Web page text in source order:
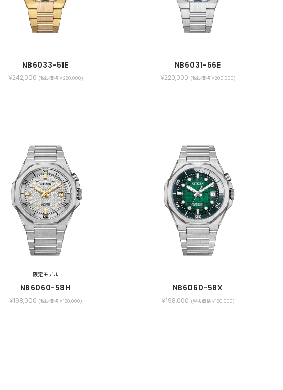
NB6033-51E
￥242,000 (税抜価格 ￥220,000)
NB6031-56E
￥220,000 (税抜価格 ￥200,000)
限定モデル
NB6060-58H
￥198,000 (税抜価格 ￥180,000)
NB6060-58X
￥198,000 (税抜価格 ￥180,000)